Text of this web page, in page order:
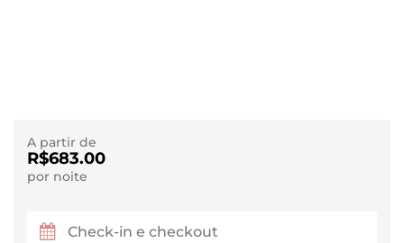
A partir de
R$683.00
por noite